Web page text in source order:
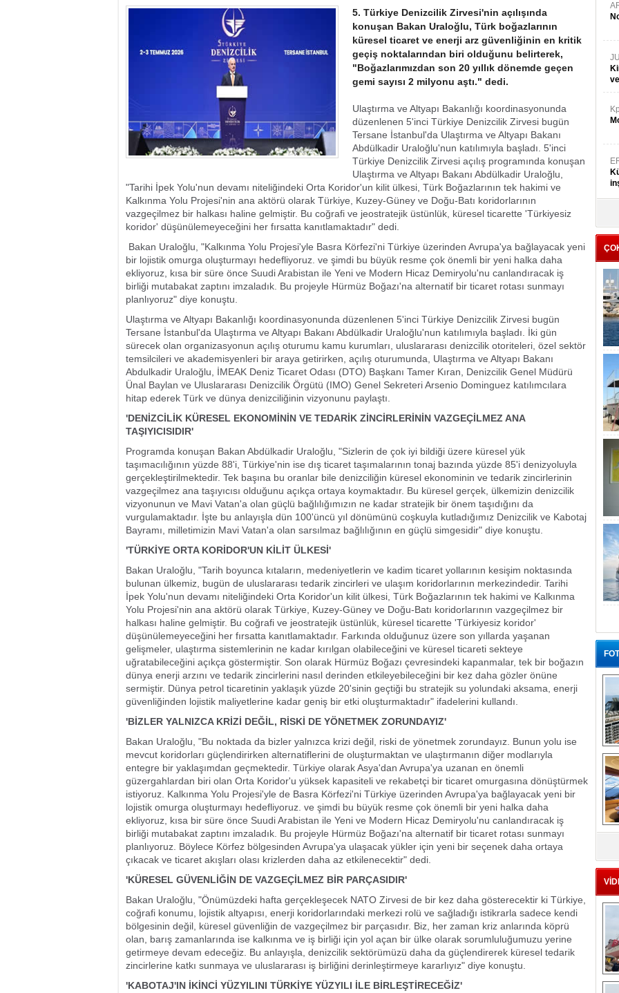
5. Türkiye Denizcilik Zirvesi'nin açılışında
konuşan Bakan Uraloğlu, Türk boğazlarının
küresel ticaret ve enerji arz güvenliğinin en kritik
geçiş noktalarından biri olduğunu belirterek,
"Boğazlarımızdan son 20 yıllık dönemde geçen
gemi sayısı 2 milyonu aştı." dedi.
Ulaştırma ve Altyapı Bakanlığı koordinasyonunda
düzenlenen 5'inci Türkiye Denizcilik Zirvesi bugün
Tersane İstanbul'da Ulaştırma ve Altyapı Bakanı
Abdülkadir Uraloğlu'nun katılımıyla başladı. 5'inci
Türkiye Denizcilik Zirvesi açılış programında konuşan
Ulaştırma ve Altyapı Bakanı Abdülkadir Uraloğlu,
"Tarihi İpek Yolu'nun devamı niteliğindeki Orta Koridor'un kilit ülkesi, Türk Boğazlarının tek hakimi ve
Kalkınma Yolu Projesi'nin ana aktörü olarak Türkiye, Kuzey-Güney ve Doğu-Batı koridorlarının
vazgeçilmez bir halkası haline gelmiştir. Bu coğrafi ve jeostratejik üstünlük, küresel ticarette 'Türkiyesiz
koridor' düşünülemeyeceğini her fırsatta kanıtlamaktadır" dedi.
Bakan Uraloğlu, "Kalkınma Yolu Projesi'yle Basra Körfezi'ni Türkiye üzerinden Avrupa'ya bağlayacak yeni
bir lojistik omurga oluşturmayı hedefliyoruz. ve şimdi bu büyük resme çok önemli bir yeni halka daha
ekliyoruz, kısa bir süre önce Suudi Arabistan ile Yeni ve Modern Hicaz Demiryolu'nu canlandıracak iş
birliği mutabakat zaptını imzaladık. Bu projeyle Hürmüz Boğazı'na alternatif bir ticaret rotası sunmayı
planlıyoruz" diye konuştu.
Ulaştırma ve Altyapı Bakanlığı koordinasyonunda düzenlenen 5'inci Türkiye Denizcilik Zirvesi bugün
Tersane İstanbul'da Ulaştırma ve Altyapı Bakanı Abdülkadir Uraloğlu'nun katılımıyla başladı. İki gün
sürecek olan organizasyonun açılış oturumu kamu kurumları, uluslararası denizcilik otoriteleri, özel sektör
temsilcileri ve akademisyenleri bir araya getirirken, açılış oturumunda, Ulaştırma ve Altyapı Bakanı
Abdulkadir Uraloğlu, İMEAK Deniz Ticaret Odası (DTO) Başkanı Tamer Kıran, Denizcilik Genel Müdürü
Ünal Baylan ve Uluslararası Denizcilik Örgütü (IMO) Genel Sekreteri Arsenio Dominguez katılımcılara
hitap ederek Türk ve dünya denizciliğinin vizyonunu paylaştı.
'DENİZCİLİK KÜRESEL EKONOMİNİN VE TEDARİK ZİNCİRLERİNİN VAZGEÇİLMEZ ANA
TAŞIYICISIDIR'
Programda konuşan Bakan Abdülkadir Uraloğlu, "Sizlerin de çok iyi bildiği üzere küresel yük
taşımacılığının yüzde 88'i, Türkiye'nin ise dış ticaret taşımalarının tonaj bazında yüzde 85'i denizyoluyla
gerçekleştirilmektedir. Tek başına bu oranlar bile denizciliğin küresel ekonominin ve tedarik zincirlerinin
vazgeçilmez ana taşıyıcısı olduğunu açıkça ortaya koymaktadır. Bu küresel gerçek, ülkemizin denizcilik
vizyonunun ve Mavi Vatan'a olan güçlü bağlılığımızın ne kadar stratejik bir önem taşıdığını da
vurgulamaktadır. İşte bu anlayışla dün 100'üncü yıl dönümünü coşkuyla kutladığımız Denizcilik ve Kabotaj
Bayramı, milletimizin Mavi Vatan'a olan sarsılmaz bağlılığının en güçlü simgesidir" diye konuştu.
'TÜRKİYE ORTA KORİDOR'UN KİLİT ÜLKESİ'
Bakan Uraloğlu, "Tarih boyunca kıtaların, medeniyetlerin ve kadim ticaret yollarının kesişim noktasında
bulunan ülkemiz, bugün de uluslararası tedarik zincirleri ve ulaşım koridorlarının merkezindedir. Tarihi
İpek Yolu'nun devamı niteliğindeki Orta Koridor'un kilit ülkesi, Türk Boğazlarının tek hakimi ve Kalkınma
Yolu Projesi'nin ana aktörü olarak Türkiye, Kuzey-Güney ve Doğu-Batı koridorlarının vazgeçilmez bir
halkası haline gelmiştir. Bu coğrafi ve jeostratejik üstünlük, küresel ticarette 'Türkiyesiz koridor'
düşünülemeyeceğini her fırsatta kanıtlamaktadır. Farkında olduğunuz üzere son yıllarda yaşanan
gelişmeler, ulaştırma sistemlerinin ne kadar kırılgan olabileceğini ve küresel ticareti sekteye
uğratabileceğini açıkça göstermiştir. Son olarak Hürmüz Boğazı çevresindeki kapanmalar, tek bir boğazın
dünya enerji arzını ve tedarik zincirlerini nasıl derinden etkileyebileceğini bir kez daha gözler önüne
sermiştir. Dünya petrol ticaretinin yaklaşık yüzde 20'sinin geçtiği bu stratejik su yolundaki aksama, enerji
güvenliğinden lojistik maliyetlerine kadar geniş bir etki oluşturmaktadır" ifadelerini kullandı.
'BİZLER YALNIZCA KRİZİ DEĞİL, RİSKİ DE YÖNETMEK ZORUNDAYIZ'
Bakan Uraloğlu, "Bu noktada da bizler yalnızca krizi değil, riski de yönetmek zorundayız. Bunun yolu ise
mevcut koridorları güçlendirirken alternatiflerini de oluşturmaktan ve ulaştırmanın diğer modlarıyla
entegre bir yaklaşımdan geçmektedir. Türkiye olarak Asya'dan Avrupa'ya uzanan en önemli
güzergahlardan biri olan Orta Koridor'u yüksek kapasiteli ve rekabetçi bir ticaret omurgasına dönüştürmek
istiyoruz. Kalkınma Yolu Projesi'yle de Basra Körfezi'ni Türkiye üzerinden Avrupa'ya bağlayacak yeni bir
lojistik omurga oluşturmayı hedefliyoruz. ve şimdi bu büyük resme çok önemli bir yeni halka daha
ekliyoruz, kısa bir süre önce Suudi Arabistan ile Yeni ve Modern Hicaz Demiryolu'nu canlandıracak iş
birliği mutabakat zaptını imzaladık. Bu projeyle Hürmüz Boğazı'na alternatif bir ticaret rotası sunmayı
planlıyoruz. Böylece Körfez bölgesinden Avrupa'ya ulaşacak yükler için yeni bir seçenek daha ortaya
çıkacak ve ticaret akışları olası krizlerden daha az etkilenecektir" dedi.
'KÜRESEL GÜVENLİĞİN DE VAZGEÇİLMEZ BİR PARÇASIDIR'
Bakan Uraloğlu, "Önümüzdeki hafta gerçekleşecek NATO Zirvesi de bir kez daha gösterecektir ki Türkiye,
coğrafi konumu, lojistik altyapısı, enerji koridorlarındaki merkezi rolü ve sağladığı istikrarla sadece kendi
bölgesinin değil, küresel güvenliğin de vazgeçilmez bir parçasıdır. Biz, her zaman kriz anlarında köprü
olan, barış zamanlarında ise kalkınma ve iş birliği için yol açan bir ülke olarak sorumluluğumuzu yerine
getirmeye devam edeceğiz. Bu anlayışla, denizcilik sektörümüzü daha da güçlendirerek küresel tedarik
zincirlerine katkı sunmaya ve uluslararası iş birliğini derinleştirmeye kararlıyız" diye konuştu.
'KABOTAJ'IN İKİNCİ YÜZYILINI TÜRKİYE YÜZYILI İLE BİRLEŞTİRECEĞİZ'